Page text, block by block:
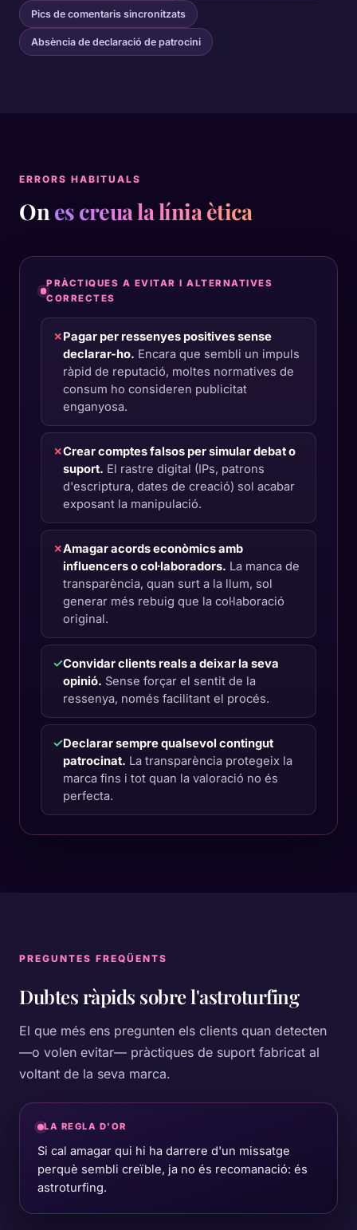
Pics de comentaris sincronitzats
Absència de declaració de patrocini
ERRORS HABITUALS
On es creua la línia ètica
PRÀCTIQUES A EVITAR I ALTERNATIVES
CORRECTES
✗Pagar per ressenyes positives sense
declarar-ho. Encara que sembli un impuls
ràpid de reputació, moltes normatives de
consum ho consideren publicitat
enganyosa.
✗Crear comptes falsos per simular debat o
suport. El rastre digital (IPs, patrons
d'escriptura, dates de creació) sol acabar
exposant la manipulació.
✗Amagar acords econòmics amb
influencers o col·laboradors. La manca de
transparència, quan surt a la llum, sol
generar més rebuig que la col·laboració
original.
✓Convidar clients reals a deixar la seva
opinió. Sense forçar el sentit de la
ressenya, només facilitant el procés.
✓Declarar sempre qualsevol contingut
patrocinat. La transparència protegeix la
marca fins i tot quan la valoració no és
perfecta.
PREGUNTES FREQÜENTS
Dubtes ràpids sobrel'astroturfing
El que més ens pregunten els clients quan detecten
—o volen evitar— pràctiques de suport fabricat al
voltant de la seva marca.
LA REGLA D'OR
Si cal amagar qui hi ha darrere d'un missatge
perquè sembli creïble, ja no és recomanació: és
astroturfing.